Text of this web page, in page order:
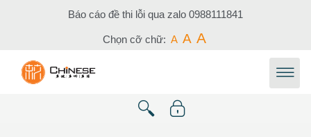
Chuyển tới nội dung chính
Báo cáo đề thi lỗi qua zalo 0988111841
Chọn cỡ chữ: A A A